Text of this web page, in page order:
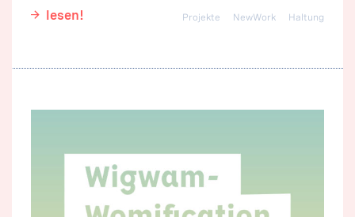
lesen! Haltung
NewWork
Projekte